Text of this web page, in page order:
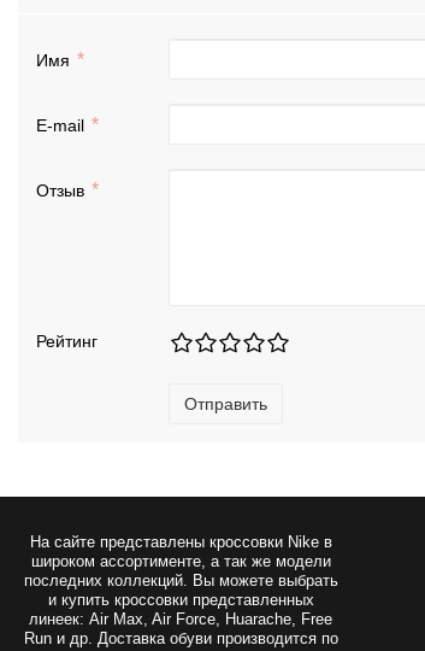
Имя
E-mail
Отзыв
Рейтинг
Отправить
На сайте представлены кроссовки Nikeв
широком ассортименте, а так же модели
последних коллекций. Вы можете выбрать
и купить кроссовки представленных
линеек: Air Max, Air Force, Huarache, Free
Run и др. Доставка обуви производится по